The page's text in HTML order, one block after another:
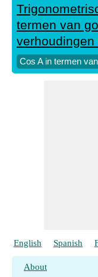
termen van
verhoudingen
Cos A in termen
English Spanish
About